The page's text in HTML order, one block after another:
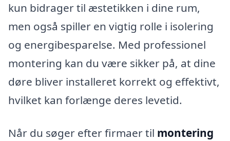
kun bidrager til æstetikken i dine rum,
men også spiller en vigtig rolle i isolering
og energibesparelse. Med professionel
montering kan du være sikker på, at dine
døre bliver installeret korrekt og effektivt,
hvilket kan forlænge deres levetid.
Når du søger efter firmaer til montering